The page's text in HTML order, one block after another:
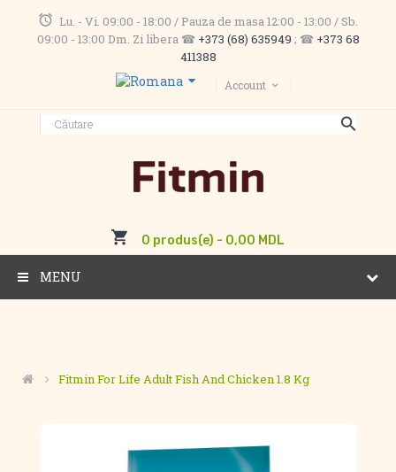
Lu. - Vi. 09:00 - 18:00 / Pauza de masa 12:00 - 13:00 / Sb.
09:00 - 13:00 Dm. Zi libera ☎ +373 (68) 635949 ; ☎ +373 68
411388
Account
0 produs(e) - 0,00 MDL
MENU
Fitmin For Life Adult Fish And Chicken 1.8 Kg